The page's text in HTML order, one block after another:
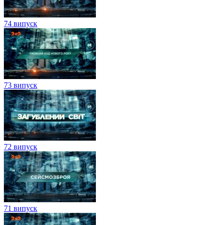
74 випуск
73 випуск
72 випуск
71 випуск